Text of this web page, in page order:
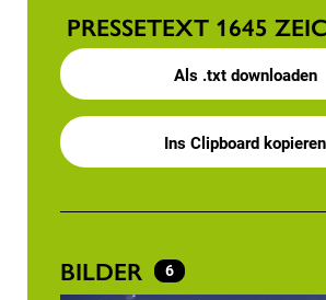
PRESSETEXT 1645
Als .txt downloaden
Ins Clipboard kopieren
BILDER 6